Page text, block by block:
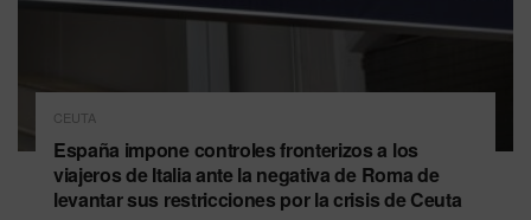
CEUTA
España impone controles fronterizos a los
viajeros de Italia ante la negativa de Roma de
levantar sus restricciones por la crisis de Ceuta